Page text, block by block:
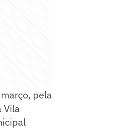
pela
Vila